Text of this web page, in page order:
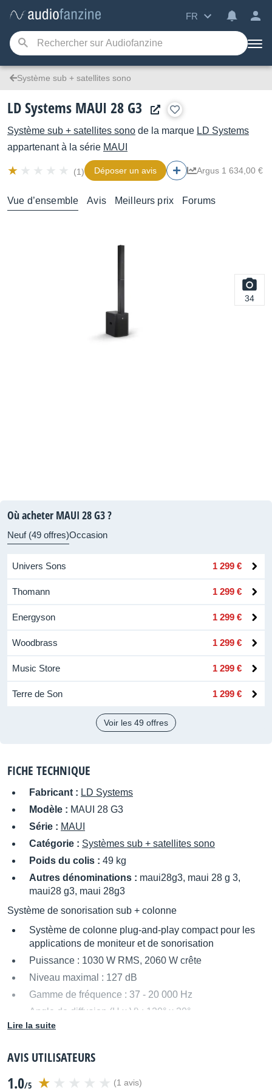
FR
Système sub + satellites sono
LD Systems MAUI 28 G3
Système sub + satellites sono de la marque LD Systems
appartenant à la série MAUI
(1) Déposer un avis Argus 1 634,00 €
Vue d’ensemble Avis Meilleurs prix Forums
34
Où acheter MAUI 28 G3 ?
Neuf (49 offres)Occasion
Univers Sons 1 299 €
Thomann 1 299 €
Energyson 1 299 €
Woodbrass 1 299 €
Music Store 1 299 €
Terre de Son 1 299 €
Voir les 49 offres
FICHE TECHNIQUE
Fabricant : LD Systems
Modèle : MAUI 28 G3
Série : MAUI
Catégorie : Systèmes sub + satellites sono
Poids du colis : 49 kg
Autres dénominations : maui28g3, maui 28 g 3,
maui28 g3, maui 28g3
Système de sonorisation sub + colonne
Système de colonne plug-and-play compact pour les
applications de moniteur et de sonorisation
Puissance : 1030 W RMS, 2060 W crête
Niveau maximal : 127 dB
Gamme de fréquence : 37 - 20 000 Hz
Angle de diffusion (H x V) : 120° x 30°
Composé d'un subwoofer 12'', de 12 haut-parleurs
Nouveau DynX DSP (Gen.2) pour une lecture sans
Lire la suite
AVIS UTILISATEURS
1.0/5 (1 avis)